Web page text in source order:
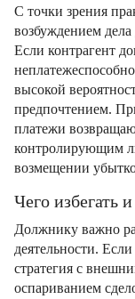
С точки зрения
возбуждением
Если контрагент
высокой
предпочтением.
платежи
контролирующим
возмещении
Чего избегать
Должнику важно
деятельности. Если
стратегия с
оспариванием